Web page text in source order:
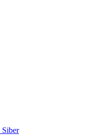
Siber